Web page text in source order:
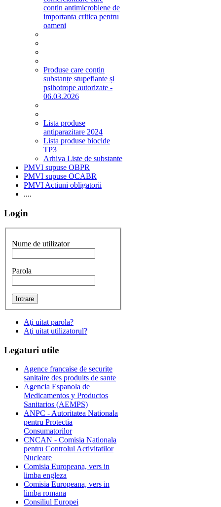
contin antimicrobiene de
importanta critica pentru
oameni
Produse care conțin
substanțe stupefiante și
psihotrope autorizate -
06.03.2026
Lista produse
antiparazitare 2024
Lista produse biocide
TP3
Arhiva Liste de substante
PMVI supuse OBPR
PMVI supuse OCABR
PMVI Actiuni obligatorii
....
Login
Nume de utilizator
Parola
Aţi uitat parola?
Aţi uitat utilizatorul?
Legaturi utile
Agence francaise de securite
sanitaire des produits de sante
Agencia Espanola de
Medicamentos y Productos
Sanitarios (AEMPS)
ANPC - Autoritatea Nationala
pentru Protectia
Consumatorilor
CNCAN - Comisia Nationala
pentru Controlul Activitatilor
Nucleare
Comisia Europeana, vers in
limba engleza
Comisia Europeana, vers in
limba romana
Consiliul Europei